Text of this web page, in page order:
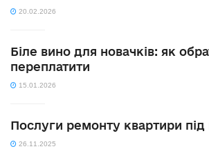
20.02.2026
Біле вино для новачків: як
переплатити
15.01.2026
Послуги ремонту квартири під
26.11.2025